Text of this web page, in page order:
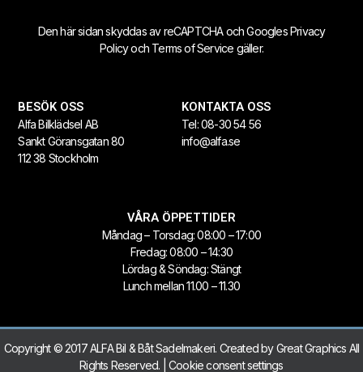
Den här sidan skyddas av reCAPTCHA och GooglesPrivacy
Policyoch Terms of Service gäller.
BESÖK OSS
Alfa Bilklädsel AB
Sankt Göransgatan 80
112 38 Stockholm
KONTAKTA OSS
Tel:08-30 54 56
info@alfa.se
VÅRA ÖPPETTIDER
Måndag – Torsdag: 08:00 – 17:00
Fredag: 08:00 – 14:30
Lördag & Söndag: Stängt
Lunch mellan 11.00 – 11.30
Copyright © 2017 ALFA Bil & Båt Sadelmakeri. Created byGreat Graphics All
Rights Reserved. |Cookie consent settings